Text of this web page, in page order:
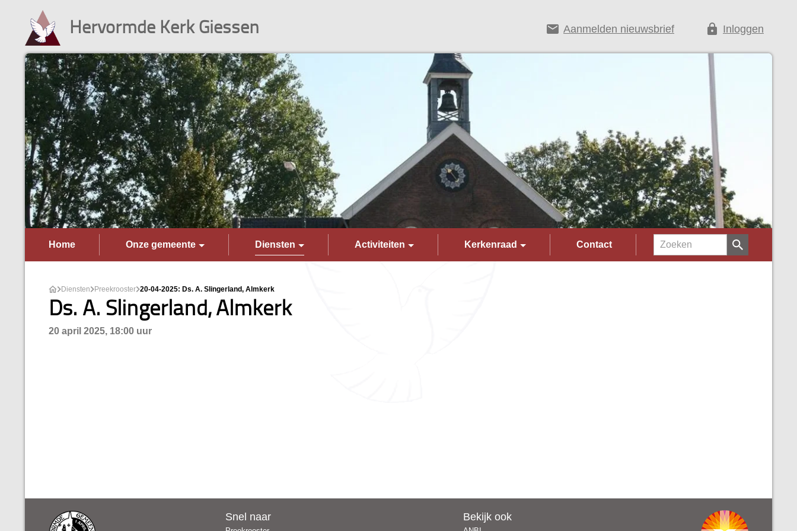
Hervormde Kerk Giessen email Aanmelden nieuwsbrief lock Inloggen
Home Onze gemeente Diensten Activiteiten Kerkenraad Contact
Diensten Preekrooster 20-04-2025: Ds. A. Slingerland, Almkerk
Ds. A. Slingerland, Almkerk
20 april 2025, 18:00 uur
Snel naar Bekijk ook